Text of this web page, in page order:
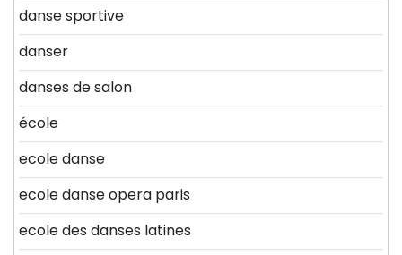
danse sportive
danser
danses de salon
école
ecole danse
ecole danse opera paris
ecole des danses latines